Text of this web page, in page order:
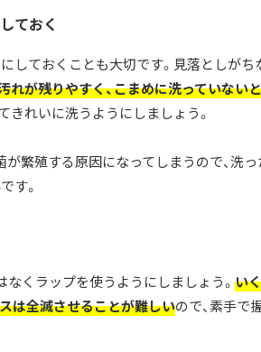
ておく
ておくことも大切です。見落としがち
れが残りやすく、こまめに洗っていない
きれいに洗うようにしましょう。
が繁殖する原因になってしまうので、洗
す。
くラップを使うようにしましょう。 い
は全滅させることが難しいので、素手で